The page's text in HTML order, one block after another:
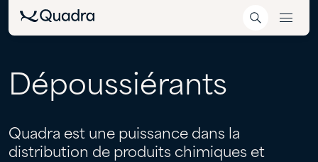
Dépoussiérants
Quadra est une puissance dans la
distribution de produits chimiques et